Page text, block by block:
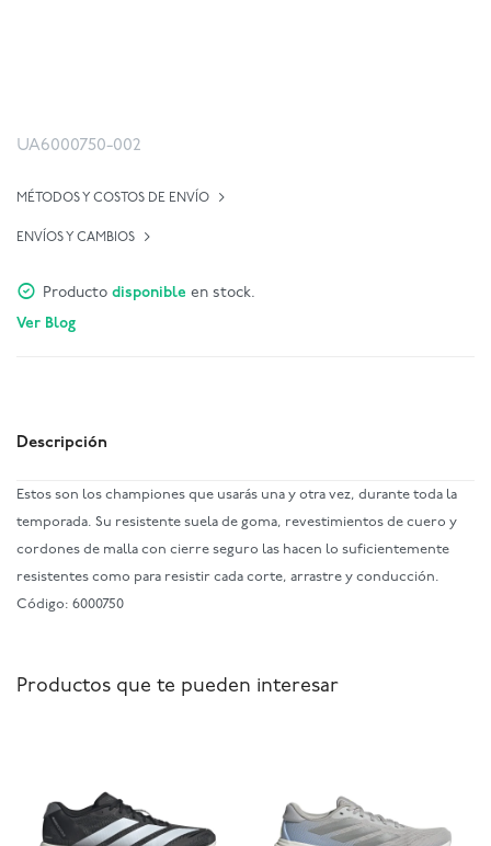
UA6000750-002
MÉTODOS Y COSTOS DE ENVÍO
ENVÍOS Y CAMBIOS
Producto disponible en stock.
Ver Blog
Descripción
Estos son los championes que usarás una y otra vez, durante toda la
temporada. Su resistente suela de goma, revestimientos de cuero y
cordones de malla con cierre seguro las hacen lo suficientemente
resistentes como para resistir cada corte, arrastre y conducción.
Código: 6000750
Productos que te pueden interesar